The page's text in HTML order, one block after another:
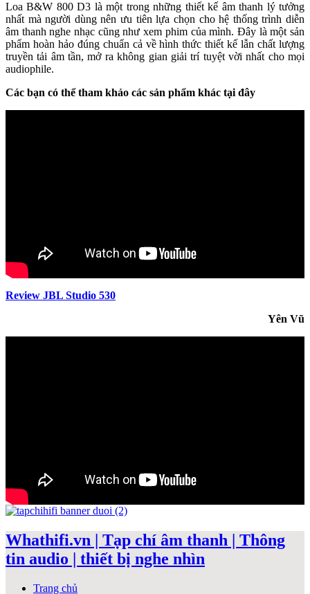
Loa B&W 800 D3 là một trong những thiết kế âm thanh lý tưởng
nhất mà người dùng nên ưu tiên lựa chọn cho hệ thống trình diễn
âm thanh nghe nhạc cũng như xem phim của mình. Đây là một sản
phẩm hoàn hảo đúng chuẩn cả về hình thức thiết kế lẫn chất lượng
truyền tải âm tần, mở ra không gian giải trí tuyệt vời nhất cho mọi
audiophile.
Các bạn có thể tham khảo các sản phẩm khác tại đây
Review JBL Studio 530
Yên Vũ
Whathifi.vn | Tạp chí âm thanh | Thông
tin audio | thiết bị nghe nhìn
Trang chủ